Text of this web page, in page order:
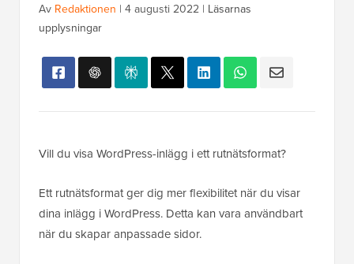
Av Redaktionen | 4 augusti 2022 | Läsarnas
upplysningar
Vill du visa WordPress-inlägg i ett rutnätsformat?
Ett rutnätsformat ger dig mer flexibilitet när du visar
dina inlägg i WordPress. Detta kan vara användbart
när du skapar anpassade sidor.